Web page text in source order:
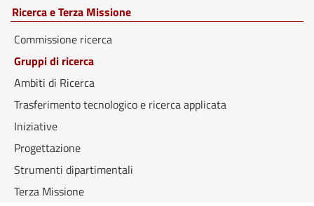
Ricerca e Terza Missione
Commissione ricerca
Gruppi di ricerca
Ambiti di Ricerca
Trasferimento tecnologico e ricerca applicata
Iniziative
Progettazione
Strumenti dipartimentali
Terza Missione